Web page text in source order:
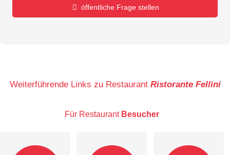
öffentliche Frage stellen
E-Mail-Adresse (wird nicht veröffentlicht)
Weiterführende Links zu Restaurant Ristorante Fellini
Für Restaurant Besucher